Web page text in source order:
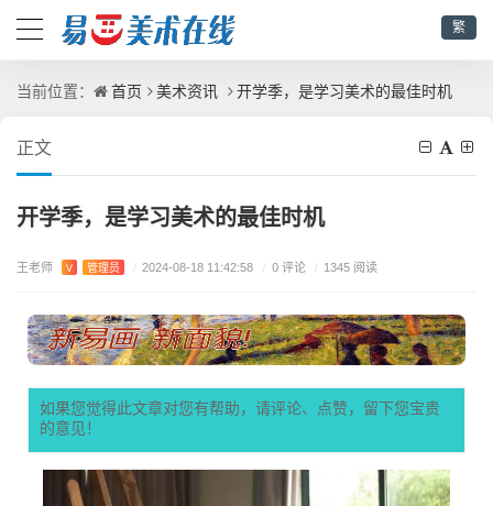
繁
当前位置： 首页 美术资讯 开学季，是学习美术的最佳时机
正文
开学季，是学习美术的最佳时机
王老师 V 管理员 / 2024-08-18 11:42:58 / 0 评论 / 1345 阅读
如果您觉得此文章对您有帮助，请评论、点赞，留下您宝贵
的意见！